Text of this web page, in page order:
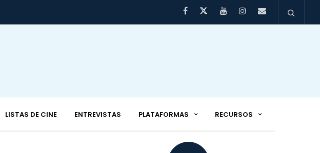
LISTAS DE CINE ENTREVISTAS PLATAFORMAS RECURSOS